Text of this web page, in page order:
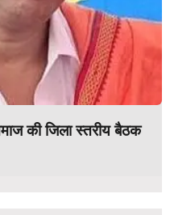
की जिला स्तरीय बैठक